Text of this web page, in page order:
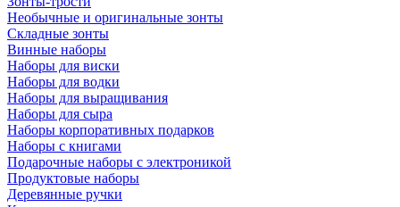
Необычные и оригинальные зонты
Складные зонты
Винные наборы
Наборы для виски
Наборы для водки
Наборы для выращивания
Наборы для сыра
Наборы корпоративных подарков
Наборы с книгами
Подарочные наборы с электроникой
Продуктовые наборы
Деревянные ручки